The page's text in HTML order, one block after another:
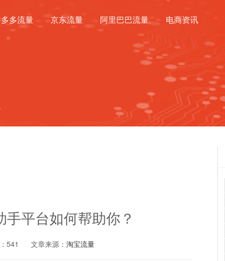
多流量 京东流量 阿里巴巴流量 电商资讯
平台如何帮助你？
541 文章来源： 淘宝流量